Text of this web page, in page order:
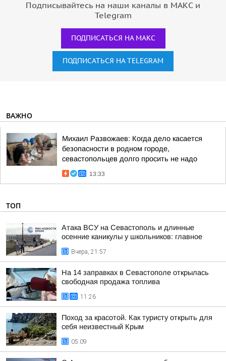
Подписывайтесь на наши каналы в МАКС и
Telegram
ПОДПИСАТЬСЯ НА МАКС
ПОДПИСАТЬСЯ НА TELEGRAM
ВАЖНО
Михаил Развожаев: Когда дело касается
безопасности в родном городе,
севастопольцев долго просить не надо
13:33
ТОП
Атака ВСУ на Севастополь и длинные
осенние каникулы у школьников: главное
Вчера, 21:57
На 14 заправках в Севастополе открылась
свободная продажа топлива
11:26
Поход за красотой. Как туристу открыть для
себя неизвестный Крым
05:09